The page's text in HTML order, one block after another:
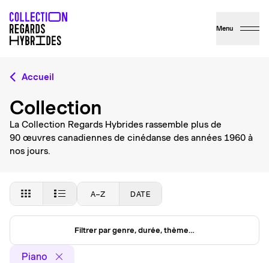
Menu
Accueil
Collection
La Collection Regards Hybrides rassemble plus de
90 œuvres canadiennes de cinédanse des années 1960 à
nos jours.
A–Z DATE
Filtrer par genre, durée, thème…
Piano